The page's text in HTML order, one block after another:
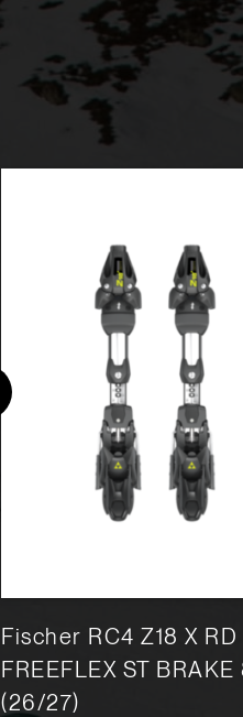
Fischer RC4 Z18 X RD
FREEFLEX ST BRAKE
(26/27)